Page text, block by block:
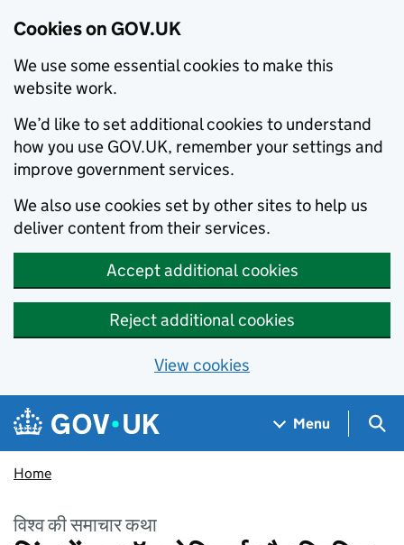
Cookies on GOV.UK
We use some essential cookies to make this
website work.
We’d like to set additional cookies to understand
how you use GOV.UK, remember your settings and
improve government services.
We also use cookies set by other sites to help us
deliver content from their services.
Accept additional cookies
Reject additional cookies
View cookies
Skip to main content
Navigation menu
Menu
Home
विश्व की समाचार कथा